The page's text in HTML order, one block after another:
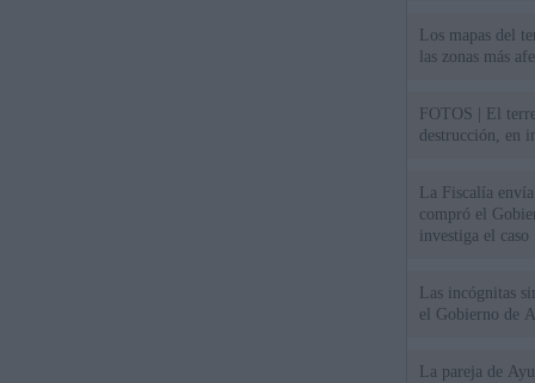
Los mapas del
las zonas más
FOTOS | El
destrucción, en
La Fiscalía
compró el
investiga el caso
Las incógnitas
el Gobierno de
La pareja de